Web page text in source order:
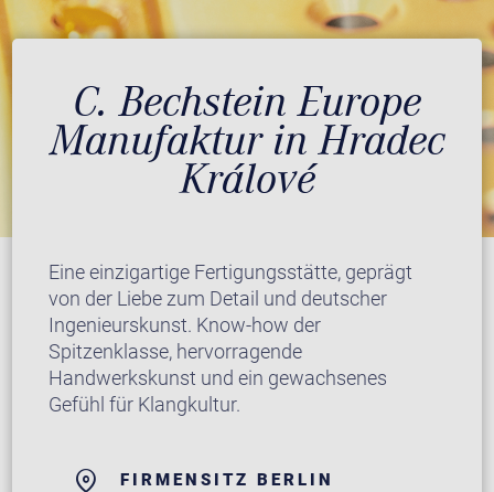
C. Bechstein Europe
Manufaktur in Hradec
Králové
Eine einzigartige Fertigungsstätte, geprägt
von der Liebe zum Detail und deutscher
Ingenieurskunst. Know-how der
Spitzenklasse, hervorragende
Handwerkskunst und ein gewachsenes
Gefühl für Klangkultur.
FIRMENSITZ BERLIN